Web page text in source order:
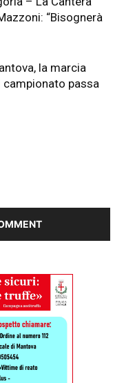
“Bisognerà
la marcia
campionato passa